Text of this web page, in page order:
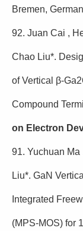
Bremen,
92. Juan Cai ,
Chao Liu*.
of Vertical β-
Compound
on Electron
91. Yuchuan
Liu*. GaN
Integrated
(MPS-MOS) for